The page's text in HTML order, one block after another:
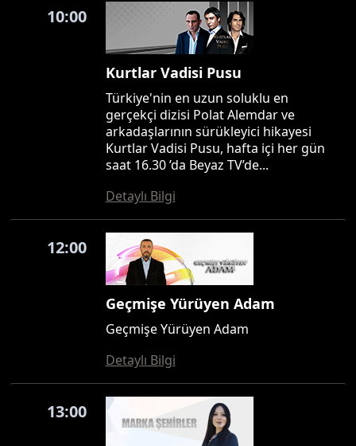
10:00
Kurtlar Vadisi Pusu
Türkiye'nin en uzun soluklu en
gerçekçi dizisi Polat Alemdar ve
arkadaşlarının sürükleyici hikayesi
Kurtlar Vadisi Pusu, hafta içi her gün
saat 16.30 ’da Beyaz TV’de...
Detaylı Bilgi
12:00
Geçmişe Yürüyen Adam
Geçmişe Yürüyen Adam
Detaylı Bilgi
13:00